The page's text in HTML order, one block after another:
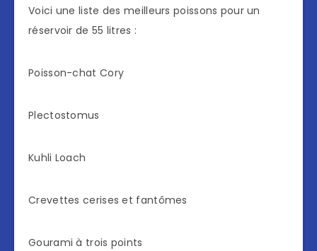
Voici une liste des meilleurs poissons pour un
réservoir de 55 litres :
Poisson-chat Cory
Plectostomus
Kuhli Loach
Crevettes cerises et fantômes
Gourami à trois points